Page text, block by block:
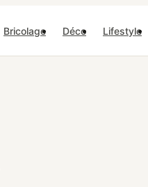
Bricolage Déco Lifestyle